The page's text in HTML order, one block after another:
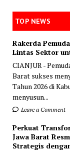
TOP NEWS
Rakerda
Lintas Sektor
CIANJUR -
Barat sukses
Tahun 2026 di
menyusun...
Leave a Comment
Perkuat
Jawa Barat
Strategis